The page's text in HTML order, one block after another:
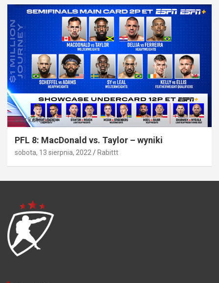
Bez kategorii
PFL 8: MacDonald vs. Taylor – wyniki
sobota, 13 sierpnia, 2022 Rabittt